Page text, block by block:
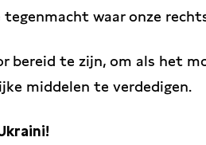
tegenmacht waar onze
bereid te zijn, om als het
middelen te verdedigen.